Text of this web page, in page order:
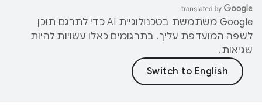
‫Google משתמשת בטכנולוגיית AI כדי לתרגם תוכן
לשפה המועדפת עליך. בתרגומים כאלו עשויות להיות
שגיאות.